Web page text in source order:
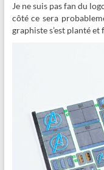
Je ne suis pas fan du
côté ce sera
graphiste s’est planté